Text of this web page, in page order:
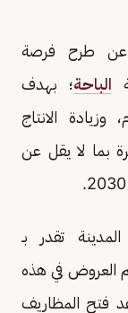
طرح فرصة
الباحة؛ بهدف
الانتاج
بما لا يقل عن
تقدر بـ
العروض في هذه
موعد فتح المظاريف